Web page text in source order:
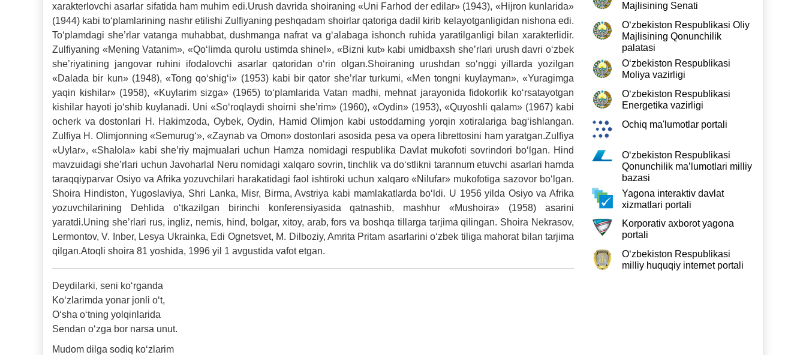
xarakterlovchi asarlar sifatida ham muhim edi.Urush davrida shoiraning «Uni Farhod der edilar» (1943), «Hijron kunlarida»
(1944) kabi to‘plamlarining nashr etilishi Zulfiyaning peshqadam shoirlar qatoriga dadil kirib kelayotganligidan nishona edi.
To‘plamdagi she’rlar vatanga muhabbat, dushmanga nafrat va g‘alabaga ishonch ruhida yaratilganligi bilan xarakterlidir.
Zulfiyaning «Mening Vatanim», «Qo‘limda qurolu ustimda shinel», «Bizni kut» kabi umidbaxsh she’rlari urush davri o‘zbek
she’riyatining jangovar ruhini ifodalovchi asarlar qatoridan o‘rin olgan.Shoiraning urushdan so‘nggi yillarda yozilgan
«Dalada bir kun» (1948), «Tong qo‘shig‘i» (1953) kabi bir qator she’rlar turkumi, «Men tongni kuylayman», «Yuragimga
yaqin kishilar» (1958), «Kuylarim sizga» (1965) to‘plamlarida Vatan madhi, mehnat jarayonida fidokorlik ko‘rsatayotgan
kishilar hayoti jo‘shib kuylanadi. Uni «So‘roqlaydi shoirni she’rim» (1960), «Oydin» (1953), «Quyoshli qalam» (1967) kabi
ocherk va dostonlari H. Hakimzoda, Oybek, Oydin, Hamid Olimjon kabi ustoddarning yorqin xotiralariga bag‘ishlangan.
Zulfiya H. Olimjonning «Semurug‘», «Zaynab va Omon» dostonlari asosida pesa va opera librettosini ham yaratgan.Zulfiya
«Uylar», «Shalola» kabi she’riy majmualari uchun Hamza nomidagi respublika Davlat mukofoti sovrindori bo‘lgan. Hind
mavzuidagi she’rlari uchun Javoharlal Neru nomidagi xalqaro sovrin, tinchlik va do‘stlikni tarannum etuvchi asarlari hamda
taraqqiyparvar Osiyo va Afrika yozuvchilari harakatidagi faol ishtiroki uchun xalqaro «Nilufar» mukofotiga sazovor bo‘lgan.
Shoira Hindiston, Yugoslaviya, Shri Lanka, Misr, Birma, Avstriya kabi mamlakatlarda bo‘ldi. U 1956 yilda Osiyo va Afrika
yozuvchilarining Dehlida o‘tkazilgan birinchi konferensiyasida qatnashib, mashhur «Mushoira» (1958) asarini
yaratdi.Uning she’rlari rus, ingliz, nemis, hind, bolgar, xitoy, arab, fors va boshqa tillarga tarjima qilingan. Shoira Nekrasov,
Lermontov, V. Inber, Lesya Ukrainka, Edi Ognetsvet, M. Dilboziy, Amrita Pritam asarlarini o‘zbek tiliga mahorat bilan tarjima
qilgan.Atoqli shoira 81 yoshida, 1996 yil 1 avgustida vafot etgan.
Deydilarki, seni ko‘rganda
Ko‘zlarimda yonar jonli o‘t,
O‘sha o‘tning yolqinlarida
Sendan o‘zga bor narsa unut.
Mudom dilga sodiq ko‘zlarim
Majlisining Senati
O‘zbekiston Respublikasi Oliy
Majlisining Qonunchilik
palatasi
O‘zbekiston Respublikasi
Moliya vazirligi
O‘zbekiston Respublikasi
Energetika vazirligi
Ochiq ma'lumotlar portali
O‘zbekiston Respublikasi
Qonunchilik ma’lumotlari milliy
bazasi
Yagona interaktiv davlat
xizmatlari portali
Korporativ axborot yagona
portali
O‘zbekiston Respublikasi
milliy huquqiy internet portali